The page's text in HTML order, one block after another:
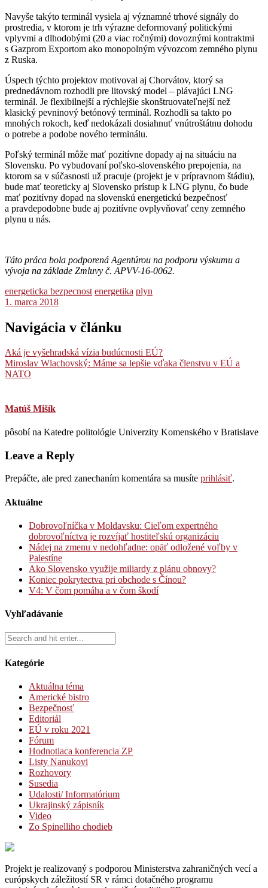
Navyše takýto terminál vysiela aj významné trhové signály do
prostredia, v ktorom je trh výrazne deformovaný politickými
vplyvmi a dlhodobými (20 a viac ročnými) dovoznými kontraktmi
s Gazprom Exportom ako monopolným vývozcom zemného plynu
z Ruska.
Úspech týchto projektov motivoval aj Chorvátov, ktorý sa
prednedávnom rozhodli pre litovský model – plávajúci LNG
terminál. Je flexibilnejší a rýchlejšie skonštruovateľnejší než
klasický pevninový betónový terminál. Rozhodli sa takto po
mnohých rokoch, keď nedokázali dosiahnuť vnútroštátnu dohodu
o potrebe a podobe nového terminálu.
Poľský terminál môže mať pozitívne dopady aj na situáciu na
Slovensku. Po vybudovaní poľsko-slovenského prepojenia, na
ktorom sa v súčasnosti už pracuje (projekt je v prípravnom štádiu),
bude mať teoreticky aj Slovensko prístup k LNG plynu, čo bude
mať pozitívny dopad na slovenskú energetickú bezpečnosť
a pravdepodobne bude aj pozitívne ovplyvňovať ceny zemného
plynu u nás.
Táto práca bola podporená Agentúrou na podporu výskumu a
vývoja na základe Zmluvy č. APVV-16-0062.
energeticka bezpecnost energetika plyn
1. marca 2018
Navigácia v článku
Aká je vyšehradská vízia budúcnosti EÚ?
Miroslav Wlachovský: Máme sa lepšie vďaka členstvu v EÚ a
NATO
Matúš Mišík
pôsobí na Katedre politológie Univerzity Komenského v Bratislave
Leave a Reply
Prepáčte, ale pred zanechaním komentára sa musíte prihlásiť.
Aktuálne
Dobrovoľníčka v Moldavsku: Cieľom expertného
dobrovoľníctva je rozvíjať hostiteľskú organizáciu
Nádej na zmenu v nedohľadne: opäť odložené voľby v
Palestíne
Ako Slovensko využije miliardy z plánu obnovy?
Koniec pokrytectva pri obchode s Čínou?
V4: V čom pomáha a v čom škodí
Vyhľadávanie
Kategórie
Aktuálna téma
Americké bistro
Bezpečnosť
Editoriál
EÚ v roku 2021
Fórum
Hodnotiaca konferencia ZP
Listy Nanukovi
Rozhovory
Susedia
Udalosti/ Informatórium
Ukrajinský zápisník
Video
Zo Spinelliho chodieb
Projekt je realizovaný s podporou Ministerstva zahraničných vecí a
európskych záležitostí SR v rámci dotačného programu